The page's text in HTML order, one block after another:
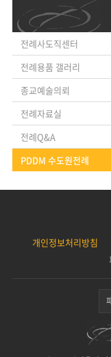
전례사도직센터
전례용품 갤러리
종교예술의뢰
전례자료실
전례Q&A
PDDM 수도원전례
개인정보처리방침